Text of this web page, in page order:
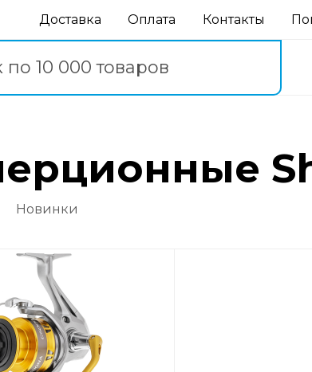
Доставка Оплата Контакты
Новинки